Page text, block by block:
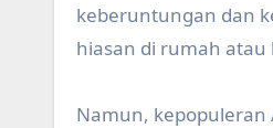
keberuntungan dan
hiasan di rumah atau
Namun, kepopuleran